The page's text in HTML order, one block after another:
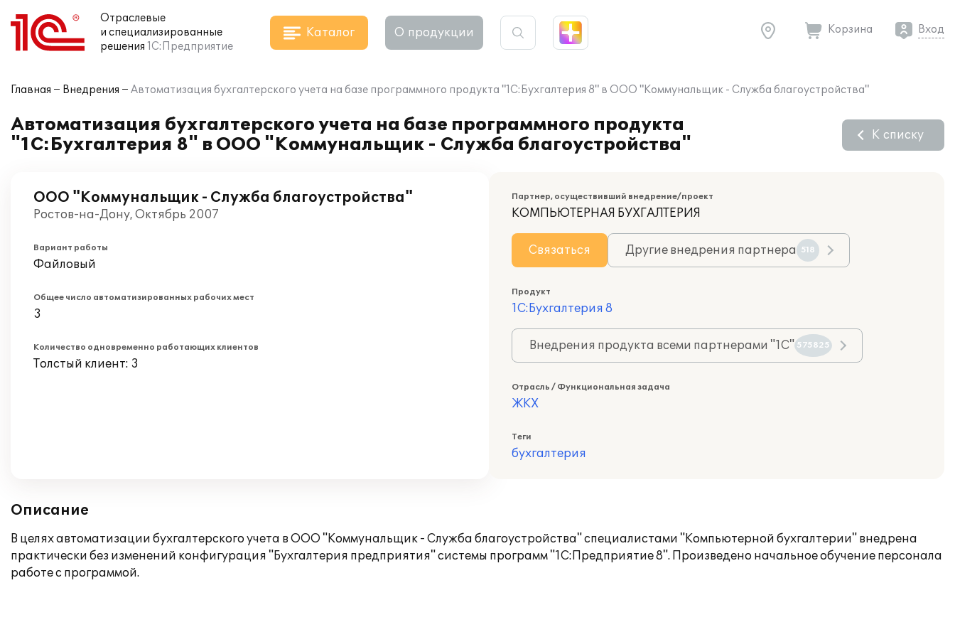
Отраслевые
и специализированные
решения 1С:Предприятие
Каталог О продукции Корзина Вход
Главная Внедрения Автоматизация бухгалтерского учета на базе программного продукта "1С:Бухгалтерия 8" в ООО "Коммунальщик - Служба благоустройства"
Автоматизация бухгалтерского учета на базе программного продукта
"1С:Бухгалтерия 8" в ООО "Коммунальщик - Служба благоустройства"
К списку
ООО "Коммунальщик - Служба благоустройства"
Ростов-на-Дону, Октябрь 2007
Вариант работы
Файловый
Общее число автоматизированных рабочих мест
3
Количество одновременно работающих клиентов
Толстый клиент: 3
Партнер, осуществивший внедрение/проект
КОМПЬЮТЕРНАЯ БУХГАЛТЕРИЯ
Связаться Другие внедрения партнера 518
Продукт
1С:Бухгалтерия 8
Внедрения продукта всеми партнерами "1С" 575825
Отрасль / Функциональная задача
ЖКХ
Теги
бухгалтерия
Описание
В целях автоматизации бухгалтерского учета в ООО "Коммунальщик - Служба благоустройства" специалистами "Компьютерной бухгалтерии" внедрена
практически без изменений конфигурация "Бухгалтерия предприятия" системы программ "1С:Предприятие 8". Произведено начальное обучение персонала
работе с программой.